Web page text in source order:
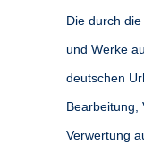
Die durch
und Werke
deutschen
Bearbeitung,
Verwertung